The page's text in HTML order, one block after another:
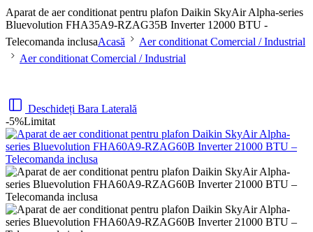
Aparat de aer conditionat pentru plafon Daikin SkyAir Alpha-series
Bluevolution FHA35A9-RZAG35B Inverter 12000 BTU -
Telecomanda inclusaAcasă
Aer conditionat Comercial / Industrial
Aer conditionat Comercial / Industrial
Deschideți Bara Laterală
-5%Limitat